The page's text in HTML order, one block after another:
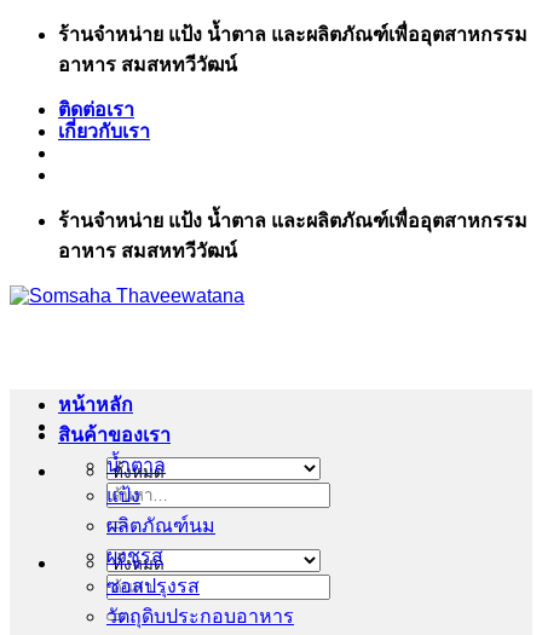
ข้าม
เนื้อหา
ร้านจำหน่าย แป้ง น้ำตาล และผลิตภัณฑ์เพื่ออุตสาหกรรม
อาหาร สมสหทวีวัฒน์
ติดต่อเรา
เกี่ยวกับเรา
ร้านจำหน่าย แป้ง น้ำตาล และผลิตภัณฑ์เพื่ออุตสาหกรรม
อาหาร สมสหทวีวัฒน์
ค้นหา:
ค้นหา:
หน้าหลัก
สินค้าของเรา
น้ำตาล
แป้ง
ผลิตภัณฑ์นม
ผงชูรส
ซอสปรุงรส
วัตถุดิบประกอบอาหาร